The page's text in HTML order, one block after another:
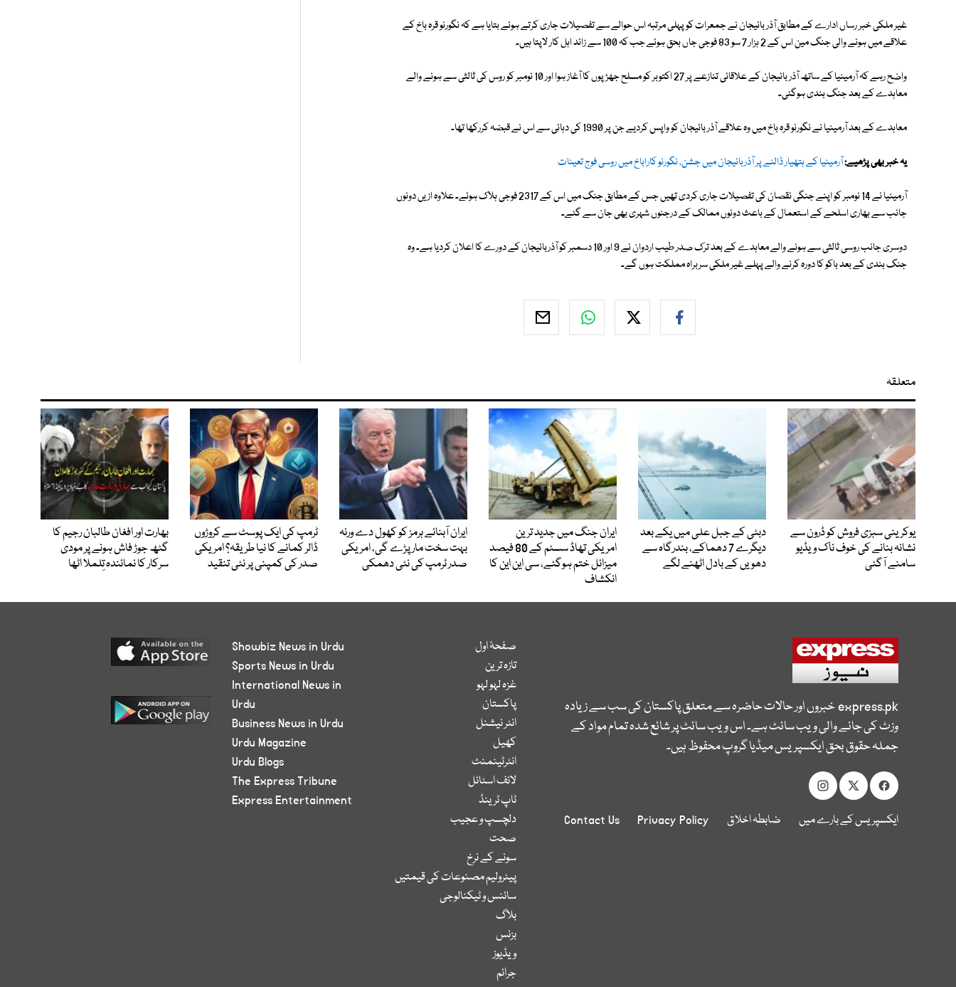
غیر ملکی خبر رساں ادارے کے مطابق آذر بائیجان نے جمعرات کو پہلی مرتبہ اس حوالے سے تفصیلات جاری کرتے ہوئے بتایا ہے کہ نگورنو قرہ باخ کے
علاقے میں ہونے والی جنگ مین اس کے 2 ہزار 7 سو 83 فوجی جاں بحق ہوئے جب کہ 100 سے زائد اہل کار لاپتا ہیں۔
واضح رہے کہ آرمینیا کے ساتھ آذر بائیجان کے علاقائی تنازعے پر 27 اکتوبر کو مسلح جھڑپوں کا آغاز ہوا اور 10 نومبر کو روس کی ثالثی سے ہونے والے
معاہدے کے بعد جنگ بندی ہوگئی۔
معاہدے کے بعد آرمینیا نے نگورنو قرہ باخ میں وہ علاقے آذر بائیجان کو واپس کردیے جن پر 1990 کی دہائی سے اس نے قبضہ کررکھا تھا۔
یہ خبر بھی پڑھیے:آرمینیا کے ہتھیار ڈالنے پر آذربائیجان میں جشن، نگورنو کاراباخ میں روسی فوج تعینات
آرمینیا نے 14 نومبر کو اپنے جنگی نقصان کی تفصیلات جاری کردی تھیں جس کے مطابق جنگ میں اس کے 2317 فوجی ہلاک ہوئے۔ علاوہ ازیں دونوں
جانب سے بھاری اسلحے کے استعمال کے باعث دونوں ممالک کے درجنوں شہری بھی جان سے گئے۔
دوسری جانب روسی ثالثی سے ہونے والے معاہدے کے بعد ترک صدر طیب اردوان نے 9 اور 10 دسمبر کو آذربائیجان کے دورے کا اعلان کردیا ہے۔ وہ
جنگ بندی کے بعد باکو کا دورہ کرنے والے پہلے غیر ملکی سربراہ مملکت ہوں گے۔
متعلقہ
یوکرینی سبزی فروش کو ڈرون سے
نشانہ بنانے کی خوف ناک ویڈیو
سامنے آگئی
دبئی کے جبل علی میں یکے بعد
دیگرے 7 دھماکے، بندرگاہ سے
دھویں کے بادل اٹھنے لگے
ایران جنگ میں جدید ترین
امریکی تھاڈ سسٹم کے 80 فیصد
میزائل ختم ہوگئے، سی این این کا
انکشاف
ایران آبنائے ہرمز کو کھول دے ورنہ
بہت سخت مار پڑے گی، امریکی
صدر ٹرمپ کی نئی دھمکی
ٹرمپ کی ایک پوسٹ سے کروڑوں
ڈالر کمانے کا نیا طریقہ؟ امریکی
صدر کی کمپنی پر نئی تنقید
بھارت اور افغان طالبان رجیم کا
گٹھ جوڑ فاش ہونے پر مودی
سرکار کا نمائندہ تِلملا اٹھا
express.pkخبروں اور حالات حاضرہ سے متعلق پاکستان کی سب سے زیادہ
وزٹ کی جانے والی ویب سائٹ ہے۔ اس ویب سائٹ پر شائع شدہ تمام مواد کے
جملہ حقوق بحق ایکسپریس میڈیا گروپ محفوظ ہیں۔
ایکسپریس کے بارے میں ضابطہ اخلاق Privacy Policy
Contact Us
صفحۂ اول
تازہ ترین
غزہ لہو لہو
پاکستان
انٹر نیشنل
کھیل
انٹرٹینمنٹ
لائف اسٹائل
ٹاپ ٹرینڈ
دلچسپ و عجیب
صحت
سونے کے نرخ
پیٹرولیم مصنوعات کی قیمتیں
سائنس و ٹیکنالوجی
بلاگ
بزنس
ویڈیوز
جرائم
Showbiz News in Urdu
Sports News in Urdu
International News in
Urdu
Business News in Urdu
Urdu Magazine
Urdu Blogs
The Express Tribune
Express Entertainment